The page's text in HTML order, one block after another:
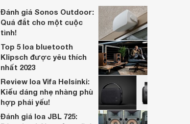
Đánh giá Sonos Outdoor:
Quá đắt cho một cuộc
tình!
Top 5 loa bluetooth
Klipsch được yêu thích
nhất 2023
Review loa Vifa Helsinki:
Kiểu dáng nhẹ nhàng phù
hợp phái yếu!
Đánh giá loa JBL 725: